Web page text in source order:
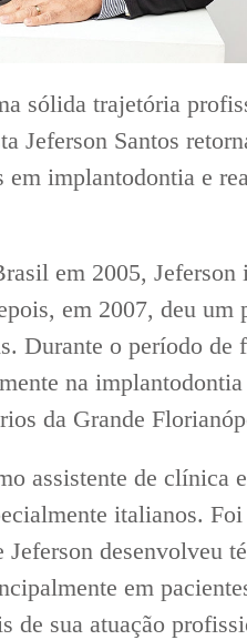
sólida trajetória
Jeferson Santos
implantodontia e
em 2005,
em 2007, deu um
Durante o período de
na
da Grande
assistente de clínica
italianos. Foi
desenvolveu
em
de sua atuação